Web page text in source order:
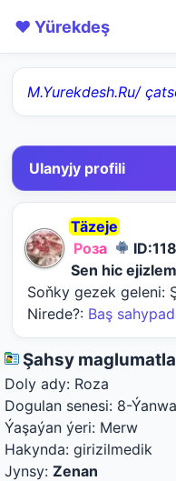
❤️ Yürekdeş
M.Yurekdesh.Ru/
Ulanyjy profili
Täzeje
Роза
Sen hic
Soňky gezek geleni:
Nirede?: Baş
Şahsy
Doly ady: Roza
Dogulan senesi: 8-
Ýaşaýan ýeri: Merw
Hakynda: girizilmedik
Jynsy: Zenan